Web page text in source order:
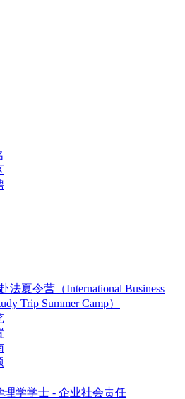
法夏令营（International Business
Trip Summer Camp）
理学学士 - 企业社会责任